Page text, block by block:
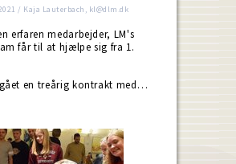
/ Kaja Lauterbach, kl@dlm.dk
erfaren medarbejder, LM's
får til at hjælpe sig fra 1.
en treårig kontrakt med…